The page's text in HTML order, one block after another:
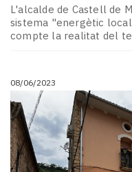
L'alcalde de Castell de
sistema "energètic
compte la realitat del
08/06/2023